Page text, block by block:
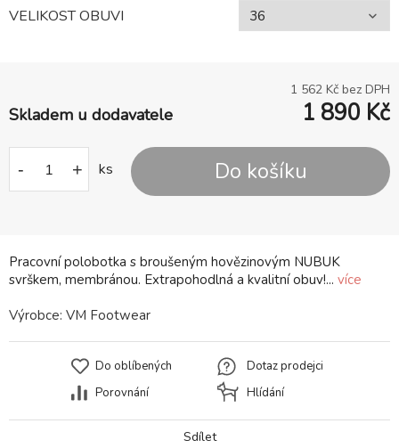
Pracovní polobotka s broušeným hovězinovým NUBUK
svrškem, membránou. Extrapohodlná a kvalitní obuv!... více
VELIKOST OBUVI
1 562 Kč bez DPH
Skladem u dodavatele 1 890 Kč
- + ks Do košíku
Výrobce: VM Footwear
Do oblíbených
Porovnání
Dotaz prodejci
Hlídání
Sdílet